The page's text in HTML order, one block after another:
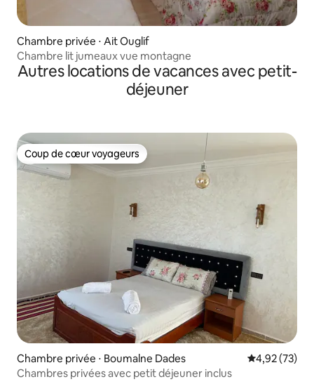
Chambre privée ⋅ Ait Ouglif
Chambre lit jumeaux vue montagne
Autres locations de vacances avec petit-
déjeuner
Coup de cœur voyageurs
Coup de cœur voyageurs
Chambre privée ⋅ Boumalne Dades Évaluation
4,92 (73)
Chambres privées avec petit déjeuner inclus